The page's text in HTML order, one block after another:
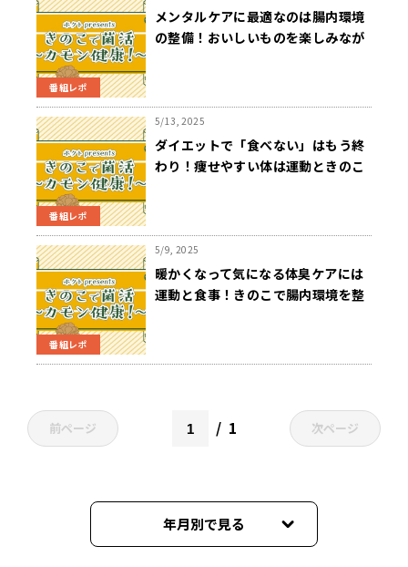
番組レポ
メンタルケアに最適なのは腸内環境
の整備！おいしいものを楽しみなが
番組レポ
5/13, 2025
ダイエットで「食べない」はもう終
わり！痩せやすい体は運動ときのこ
番組レポ
5/9, 2025
暖かくなって気になる体臭ケアには
運動と食事！きのこで腸内環境を整
前ページ 1 次ページ
年月別で見る